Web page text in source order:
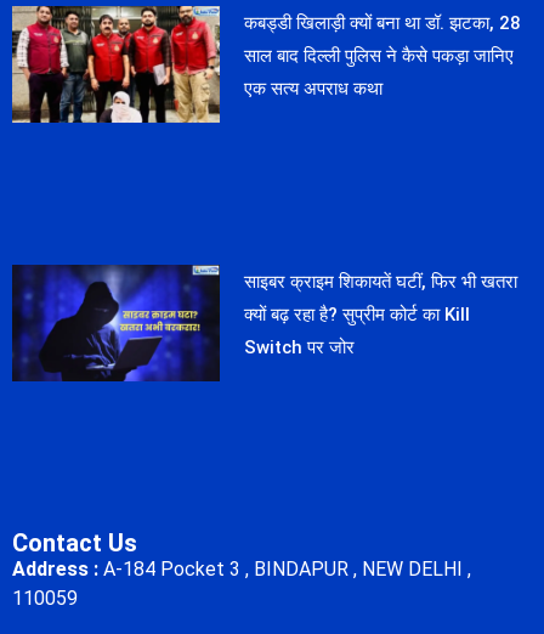
कबड्डी खिलाड़ी क्यों बना था डॉ. झटका, 28
साल बाद दिल्ली पुलिस ने कैसे पकड़ा जानिए
एक सत्य अपराध कथा
साइबर क्राइम शिकायतें घटीं, फिर भी खतरा
क्यों बढ़ रहा है? सुप्रीम कोर्ट का Kill
Switch पर जोर
Contact Us
Address : A-184 Pocket 3 , BINDAPUR , NEW DELHI ,
110059